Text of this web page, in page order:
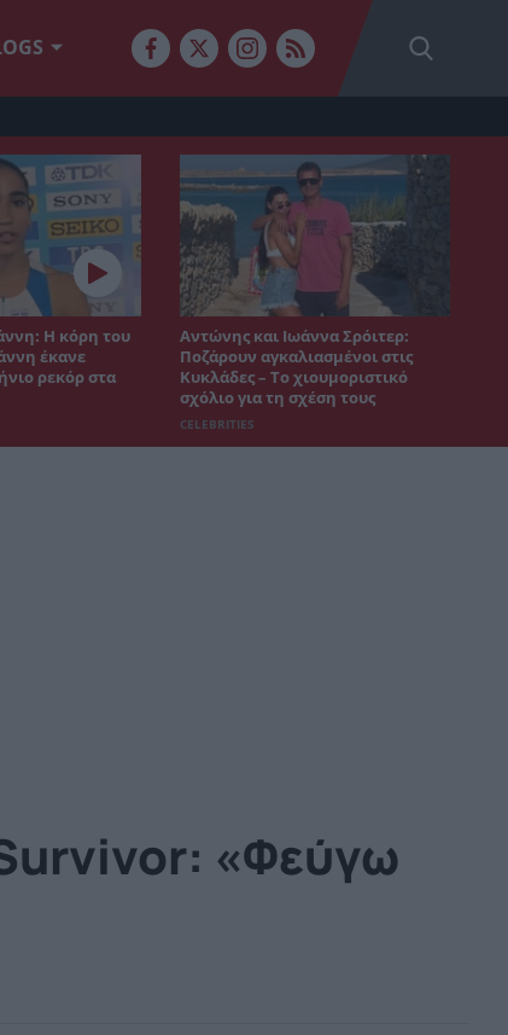
Η κόρη του
έκανε
ρεκόρ στα
Αντώνης και Ιωάννα Σρόιτερ:
Ποζάρουν αγκαλιασμένοι στις
Κυκλάδες – Το χιουμοριστικό
σχόλιο για τη σχέση τους
CELEBRITIES
«Φεύγω